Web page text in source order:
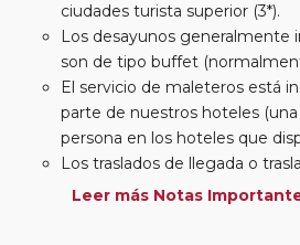
ciudades turista superior (3*).
Los desayunos generalmente
son de tipo buffet
El servicio de maleteros está
parte de nuestros hoteles
persona en los hoteles que
Los traslados de llegada o
estarán incluidos según
Leer más Notas